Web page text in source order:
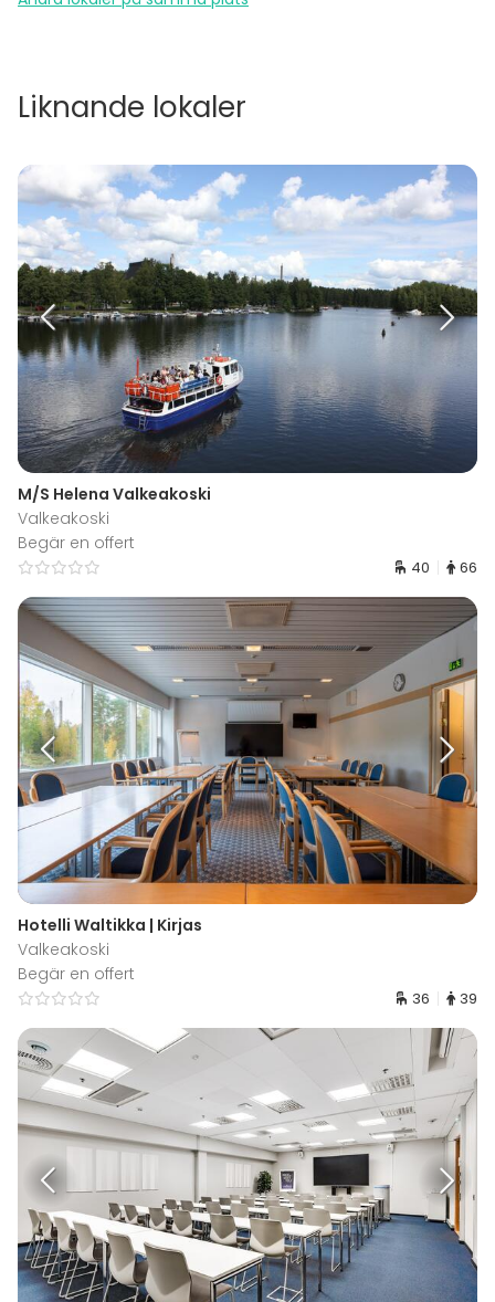
Liknande lokaler
M/S Helena Valkeakoski
Valkeakoski
Begär en offert
40 66
Hotelli Waltikka | Kirjas
Valkeakoski
Begär en offert
36 39